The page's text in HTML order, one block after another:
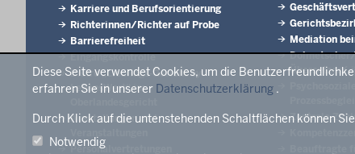
Diese Seite verwendet Cookies, um die
erfahren Sie in unserer Datenschutzerklärung .
Durch Klick auf die untenstehenden Schaltflächen können
Notwendig
Karriere und Berufsorientierung
Richterinnen/Richter auf Probe
Barrierefreiheit
Eingangskontrolle
Bistro „Lieblings-Gericht by
LebensWert“ im
Ausstellungen und
Personalvertretungen
Mediation
Übersetzer/-
Zentrale